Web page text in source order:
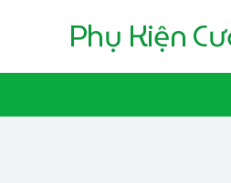
Phụ Kiện